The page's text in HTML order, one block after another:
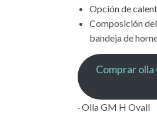
Opción de
Composición
bandeja de
Comprar olla
· Olla GM H Ovall